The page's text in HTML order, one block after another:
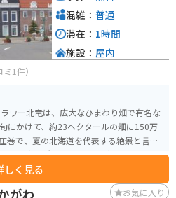
ミ1件）
ワー北竜は、広大なひまわり畑で有名な
にかけて、約23ヘクタールの畑に150万
巻で、夏の北海道を代表する絶景と言え
った特産品などを購入できます。ひまわ
、ひまわりの種や苗なども販売してお
しく見る
混雑： 普通
滞在： 1時間
施設： 屋内
がわ お気に入り